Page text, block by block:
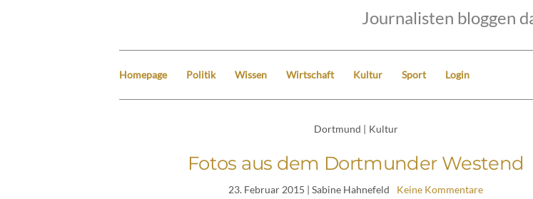
Journalisten bloggen
Homepage Politik Wissen Wirtschaft Kultur Sport Login
Dortmund | Kultur
Fotos aus dem Dortmunder Westend
23. Februar 2015 | Sabine Hahnefeld Keine Kommentare